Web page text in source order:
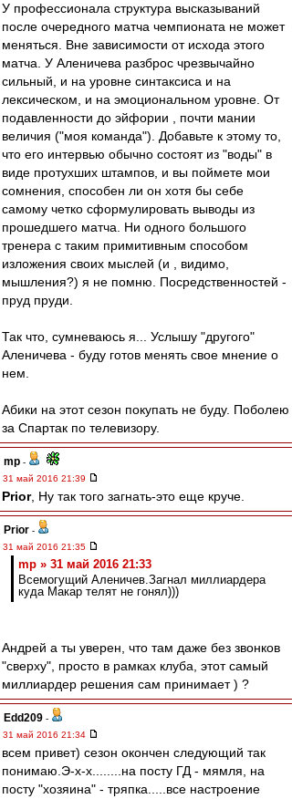
У профессионала структура высказываний
после очередного матча чемпионата не может
меняться. Вне зависимости от исхода этого
матча. У Аленичева разброс чрезвычайно
сильный, и на уровне синтаксиса и на
лексическом, и на эмоциональном уровне. От
подавленности до эйфории , почти мании
величия ("моя команда"). Добавьте к этому то,
что его интервью обычно состоят из "воды" в
виде протухших штампов, и вы поймете мои
сомнения, способен ли он хотя бы себе
самому четко сформулировать выводы из
прошедшего матча. Ни одного большого
тренера с таким примитивным способом
изложения своих мыслей (и , видимо,
мышления?) я не помню. Посредственностей -
пруд пруди.
Так что, сумневаюсь я... Услышу "другого"
Аленичева - буду готов менять свое мнение о
нем.
Абики на этот сезон покупать не буду. Поболею
за Спартак по телевизору.
mp -
31 май 2016 21:39
Prior, Ну так того загнать-это еще круче.
Prior -
31 май 2016 21:35
mp » 31 май 2016 21:33
Всемогущий Аленичев.Загнал миллиардера
куда Макар телят не гонял)))
Андрей а ты уверен, что там даже без звонков
"сверху", просто в рамках клуба, этот самый
миллиардер решения сам принимает ) ?
Edd209 -
31 май 2016 21:34
всем привет) сезон окончен следующий так
понимаю.Э-х-х........на посту ГД - мямля, на
посту "хозяина" - тряпка.....все настроение